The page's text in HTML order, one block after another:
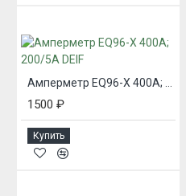
Амперметр EQ96-X 400А; 200/5А DEIF
1500 ₽
Купить